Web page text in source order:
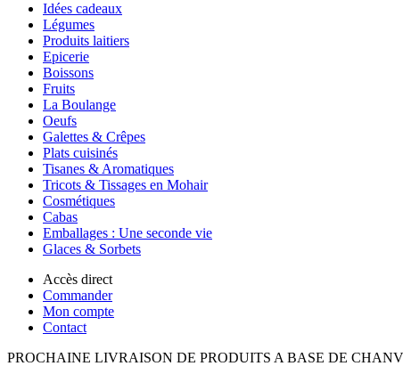
Idées cadeaux
Légumes
Produits laitiers
Epicerie
Boissons
Fruits
La Boulange
Oeufs
Galettes & Crêpes
Plats cuisinés
Tisanes & Aromatiques
Tricots & Tissages en Mohair
Cosmétiques
Cabas
Emballages : Une seconde vie
Glaces & Sorbets
Accès direct
Commander
Mon compte
Contact
PROCHAINE LIVRAISON DE PRODUITS A BASE DE